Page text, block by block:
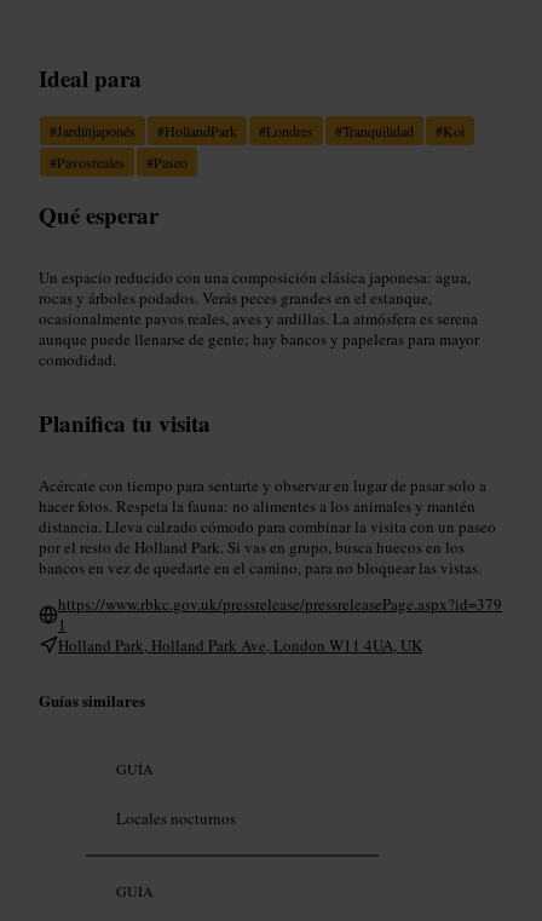
Ideal para
#Jardínjaponés #HollandPark #Londres #Tranquilidad #Koi
#Pavosreales #Paseo
Qué esperar
Un espacio reducido con una composición clásica japonesa: agua,
rocas y árboles podados. Verás peces grandes en el estanque,
ocasionalmente pavos reales, aves y ardillas. La atmósfera es serena
aunque puede llenarse de gente; hay bancos y papeleras para mayor
comodidad.
Planifica tu visita
Acércate con tiempo para sentarte y observar en lugar de pasar solo a
hacer fotos. Respeta la fauna: no alimentes a los animales y mantén
distancia. Lleva calzado cómodo para combinar la visita con un paseo
por el resto de Holland Park. Si vas en grupo, busca huecos en los
bancos en vez de quedarte en el camino, para no bloquear las vistas.
https://www.rbkc.gov.uk/pressrelease/pressreleasePage.aspx?id=379
1
Holland Park, Holland Park Ave, London W11 4UA, UK
Guías similares
GUÍA
Locales nocturnos
GUÍA